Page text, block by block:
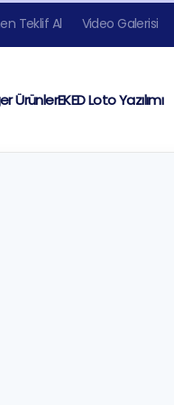
Teklif Al Video Galerisi
ÜrünlerEKED Loto Yazılımı